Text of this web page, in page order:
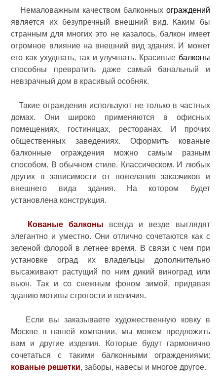
Немаловажным качеством балконных ограждений
является их безупречный внешний вид. Каким бы
странным для многих это не казалось, балкон имеет
огромное влияние на внешний вид здания. И может
его как ухудшать, так и улучшать. Красивые балконы
способны превратить даже самый банальный и
невзрачный дом в красивый особняк.
Такие ограждения используют не только в частных
домах. Они широко применяются в офисных
помещениях, гостиницах, ресторанах. И прочих
общественных заведениях. Оформить кованые
балконные ограждения можно самым разным
способом. В обычном стиле. Классическом. И любых
других в зависимости от пожелания заказчиков и
внешнего вида здания. На котором будет
установлена конструкция.
Кованые балконы всегда и везде выглядят
элегантно и уместно. Они отлично сочетаются как с
зеленой флорой в летнее время. В связи с чем при
установке оград их владельцы дополнительно
высаживают растущий по ним дикий виноград или
вьюн. Так и со снежным фоном зимой, придавая
зданию мотивы строгости и величия.
Если вы заказываете художественную ковку в
Москве в нашей компании, мы можем предложить
вам и другие изделия. Которые будут гармонично
сочетаться с такими балконными ограждениями:
кованые решетки, заборы, навесы и многое другое.